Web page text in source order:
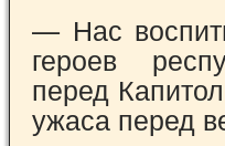
— Нас
геро­ев
перед
ужаса перед